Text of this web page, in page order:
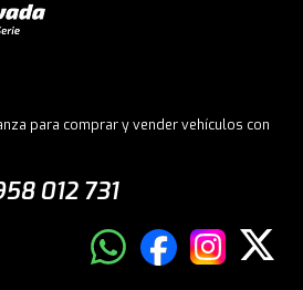
para comprar y vender vehículos con
012 731